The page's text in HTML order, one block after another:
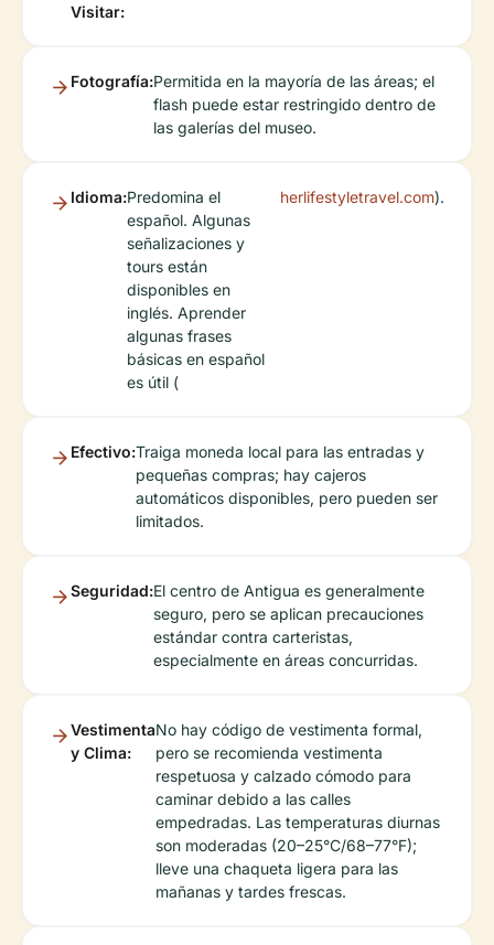
Visitar:
Fotografía:Permitida en la mayoría de las áreas; el
flash puede estar restringido dentro de
las galerías del museo.
Idioma:Predomina el
español. Algunas
señalizaciones y
tours están
disponibles en
inglés. Aprender
algunas frases
básicas en español
es útil (
herlifestyletravel.com).
Efectivo:Traiga moneda local para las entradas y
pequeñas compras; hay cajeros
automáticos disponibles, pero pueden ser
limitados.
Seguridad:El centro de Antigua es generalmente
seguro, pero se aplican precauciones
estándar contra carteristas,
especialmente en áreas concurridas.
Vestimenta
y Clima:
No hay código de vestimenta formal,
pero se recomienda vestimenta
respetuosa y calzado cómodo para
caminar debido a las calles
empedradas. Las temperaturas diurnas
son moderadas (20–25°C/68–77°F);
lleve una chaqueta ligera para las
mañanas y tardes frescas.